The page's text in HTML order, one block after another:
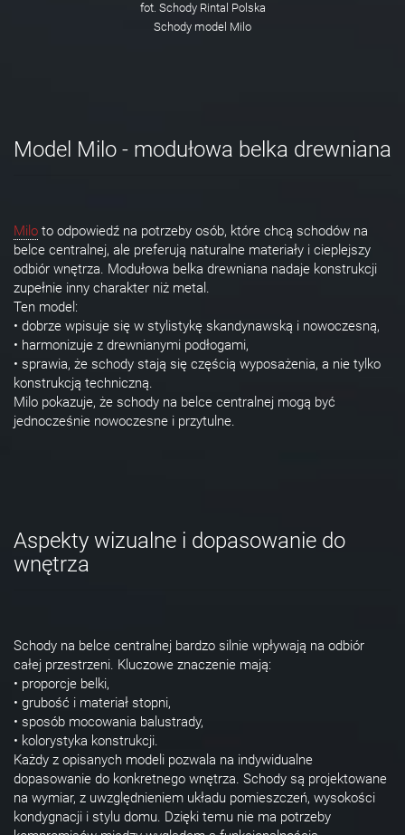
fot. Schody Rintal Polska
Schody model Milo
Model Milo - modułowa belka drewniana
Milo to odpowiedź na potrzeby osób, które chcą schodów na
belce centralnej, ale preferują naturalne materiały i cieplejszy
odbiór wnętrza. Modułowa belka drewniana nadaje konstrukcji
zupełnie inny charakter niż metal.
Ten model:
• dobrze wpisuje się w stylistykę skandynawską i nowoczesną,
• harmonizuje z drewnianymi podłogami,
• sprawia, że schody stają się częścią wyposażenia, a nie tylko
konstrukcją techniczną.
Milo pokazuje, że schody na belce centralnej mogą być
jednocześnie nowoczesne i przytulne.
Aspekty wizualne i dopasowanie do
wnętrza
Schody na belce centralnej bardzo silnie wpływają na odbiór
całej przestrzeni. Kluczowe znaczenie mają:
• proporcje belki,
• grubość i materiał stopni,
• sposób mocowania balustrady,
• kolorystyka konstrukcji.
Każdy z opisanych modeli pozwala na indywidualne
dopasowanie do konkretnego wnętrza. Schody są projektowane
na wymiar, z uwzględnieniem układu pomieszczeń, wysokości
kondygnacji i stylu domu. Dzięki temu nie ma potrzeby